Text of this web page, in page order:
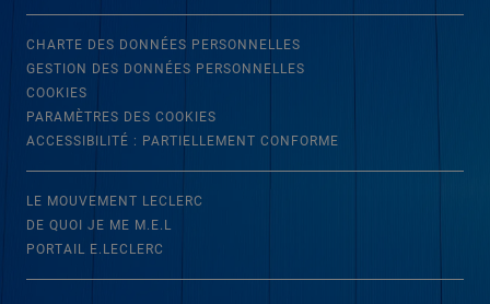
CHARTE DES DONNÉES PERSONNELLES
GESTION DES DONNÉES PERSONNELLES
COOKIES
PARAMÈTRES DES COOKIES
ACCESSIBILITÉ : PARTIELLEMENT CONFORME
LE MOUVEMENT LECLERC
DE QUOI JE ME M.E.L
PORTAIL E.LECLERC